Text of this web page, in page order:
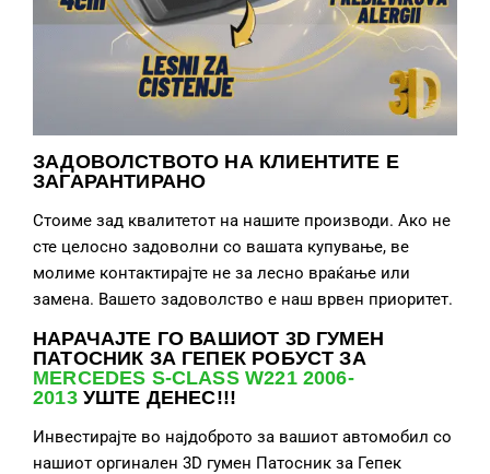
ЗАДОВОЛСТВОТО НА КЛИЕНТИТЕ Е
ЗАГАРАНТИРАНО
Стоиме зад квалитетот на нашите производи. Ако не
сте целосно задоволни со вашата купување, ве
молиме контактирајте не за лесно враќање или
замена. Вашето задоволство е наш врвен приоритет.
НАРАЧАЈТЕ ГО ВАШИОТ 3D ГУМЕН
ПАТОСНИК ЗА ГЕПЕК РОБУСТ ЗА
MERCEDES S-CLASS W221 2006-
2013 УШТЕ ДЕНЕС!!!
Инвестирајте во најдоброто за вашиот автомобил со
нашиот оргинален 3D гумен Патосник за Гепек